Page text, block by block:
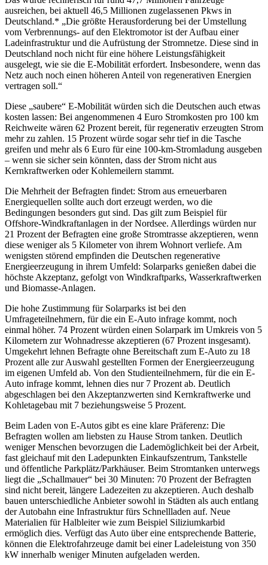
ausreichen, bei aktuell 46,5 Millionen zugelassenen Pkws in
Deutschland.* „Die größte Herausforderung bei der Umstellung
vom Verbrennungs- auf den Elektromotor ist der Aufbau einer
Ladeinfrastruktur und die Aufrüstung der Stromnetze. Diese sind in
Deutschland noch nicht für eine höhere Leistungsfähigkeit
ausgelegt, wie sie die E-Mobilität erfordert. Insbesondere, wenn das
Netz auch noch einen höheren Anteil von regenerativen Energien
vertragen soll.“
Diese „saubere“ E-Mobilität würden sich die Deutschen auch etwas
kosten lassen: Bei angenommenen 4 Euro Stromkosten pro 100 km
Reichweite wären 62 Prozent bereit, für regenerativ erzeugten Strom
mehr zu zahlen. 15 Prozent würde sogar sehr tief in die Tasche
greifen und mehr als 6 Euro für eine 100-km-Stromladung ausgeben
– wenn sie sicher sein könnten, dass der Strom nicht aus
Kernkraftwerken oder Kohlemeilern stammt.
Die Mehrheit der Befragten findet: Strom aus erneuerbaren
Energiequellen sollte auch dort erzeugt werden, wo die
Bedingungen besonders gut sind. Das gilt zum Beispiel für
Offshore-Windkraftanlagen in der Nordsee. Allerdings würden nur
21 Prozent der Befragten eine große Stromtrasse akzeptieren, wenn
diese weniger als 5 Kilometer von ihrem Wohnort verliefe. Am
wenigsten störend empfinden die Deutschen regenerative
Energieerzeugung in ihrem Umfeld: Solarparks genießen dabei die
höchste Akzeptanz, gefolgt von Windkraftparks, Wasserkraftwerken
und Biomasse-Anlagen.
Die hohe Zustimmung für Solarparks ist bei den
Umfrageteilnehmern, für die ein E-Auto infrage kommt, noch
einmal höher. 74 Prozent würden einen Solarpark im Umkreis von 5
Kilometern zur Wohnadresse akzeptieren (67 Prozent insgesamt).
Umgekehrt lehnen Befragte ohne Bereitschaft zum E-Auto zu 18
Prozent alle zur Auswahl gestellten Formen der Energieerzeugung
im eigenen Umfeld ab. Von den Studienteilnehmern, für die ein E-
Auto infrage kommt, lehnen dies nur 7 Prozent ab. Deutlich
abgeschlagen bei den Akzeptanzwerten sind Kernkraftwerke und
Kohletagebau mit 7 beziehungsweise 5 Prozent.
Beim Laden von E-Autos gibt es eine klare Präferenz: Die
Befragten wollen am liebsten zu Hause Strom tanken. Deutlich
weniger Menschen bevorzugen die Lademöglichkeit bei der Arbeit,
fast gleichauf mit den Ladepunkten Einkaufszentrum, Tankstelle
und öffentliche Parkplätz/Parkhäuser. Beim Stromtanken unterwegs
liegt die „Schallmauer“ bei 30 Minuten: 70 Prozent der Befragten
sind nicht bereit, längere Ladezeiten zu akzeptieren. Auch deshalb
bauen unterschiedliche Anbieter sowohl in Städten als auch entlang
der Autobahn eine Infrastruktur fürs Schnellladen auf. Neue
Materialien für Halbleiter wie zum Beispiel Siliziumkarbid
ermöglich dies. Verfügt das Auto über eine entsprechende Batterie,
können die Elektrofahrzeuge damit bei einer Ladeleistung von 350
kW innerhalb weniger Minuten aufgeladen werden.